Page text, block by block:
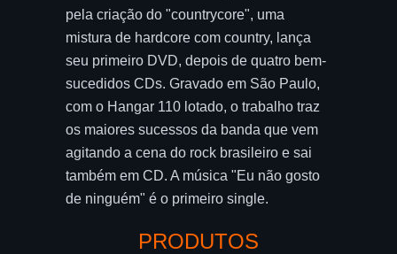
pela criação do "countrycore", uma
mistura de hardcore com country, lança
seu primeiro DVD, depois de quatro bem-
sucedidos CDs. Gravado em São Paulo,
com o Hangar 110 lotado, o trabalho traz
os maiores sucessos da banda que vem
agitando a cena do rock brasileiro e sai
também em CD. A música "Eu não gosto
de ninguém" é o primeiro single.
PRODUTOS